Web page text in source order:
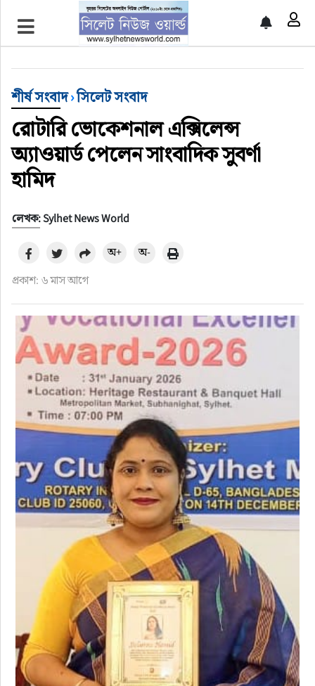
প্রচ্ছদ
সিলেট সংবাদ
জাতীয়
গণমাধ্যম
সারাদেশ
রাজনীতি
এক্সক্লুসিভ
তথ্য ও প্রযুক্তি
প্রেস বিজ্ঞপ্তি
ফিচার
বিনোদন
সাক্ষাৎকার
সাহিত্য
শীর্ষ সংবাদ›সিলেট সংবাদ
রোটারি ভোকেশনাল এক্সিলেন্স
অ্যাওয়ার্ড পেলেন সাংবাদিক সুবর্ণা
হামিদ
লেখক: Sylhet News World
প্রকাশ: ৬ মাস আগে
অ+ অ-